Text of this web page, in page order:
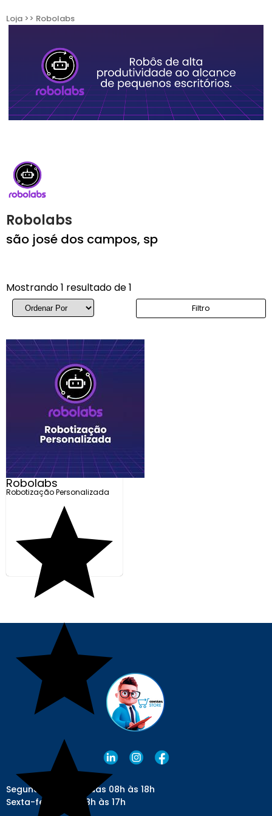
Loja >> Robolabs
Robolabs
são josé dos campos, sp
Mostrando 1 resultado de 1
Filtro
Robolabs
Robotização Personalizada
Segunda a quinta: das 08h às 18h
Sexta-feira: das 08h às 17h